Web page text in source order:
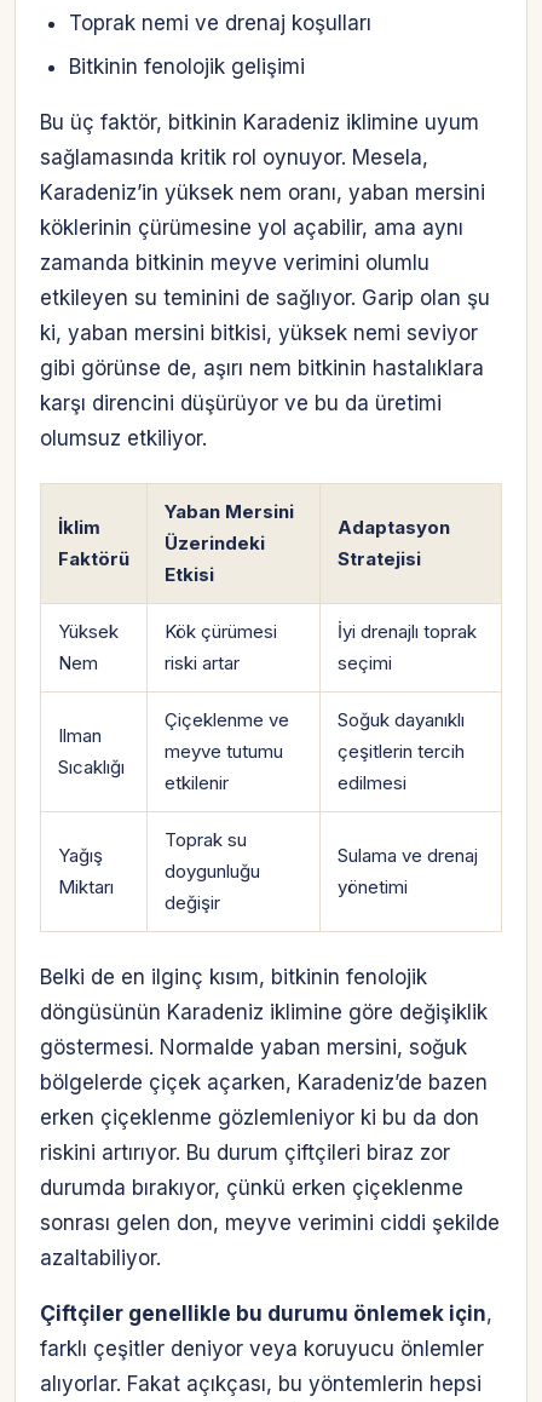
Toprak nemi ve drenaj koşulları
Bitkinin fenolojik gelişimi
Bu üç faktör, bitkinin Karadeniz iklimine uyum
sağlamasında kritik rol oynuyor. Mesela,
Karadeniz’in yüksek nem oranı, yaban mersini
köklerinin çürümesine yol açabilir, ama aynı
zamanda bitkinin meyve verimini olumlu
etkileyen su teminini de sağlıyor. Garip olan şu
ki, yaban mersini bitkisi, yüksek nemi seviyor
gibi görünse de, aşırı nem bitkinin hastalıklara
karşı direncini düşürüyor ve bu da üretimi
olumsuz etkiliyor.
İklim
Faktörü
Yaban Mersini
Üzerindeki
Etkisi
Adaptasyon
Stratejisi
Yüksek
Nem
Kök çürümesi
riski artar
İyi drenajlı toprak
seçimi
Ilman
Sıcaklığı
Çiçeklenme ve
meyve tutumu
etkilenir
Soğuk dayanıklı
çeşitlerin tercih
edilmesi
Yağış
Miktarı
Toprak su
doygunluğu
değişir
Sulama ve drenaj
yönetimi
Belki de en ilginç kısım, bitkinin fenolojik
döngüsünün Karadeniz iklimine göre değişiklik
göstermesi. Normalde yaban mersini, soğuk
bölgelerde çiçek açarken, Karadeniz’de bazen
erken çiçeklenme gözlemleniyor ki bu da don
riskini artırıyor. Bu durum çiftçileri biraz zor
durumda bırakıyor, çünkü erken çiçeklenme
sonrası gelen don, meyve verimini ciddi şekilde
azaltabiliyor.
Çiftçiler genellikle bu durumu önlemek için,
farklı çeşitler deniyor veya koruyucu önlemler
alıyorlar. Fakat açıkçası, bu yöntemlerin hepsi